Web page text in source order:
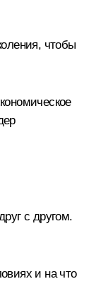
чтобы
с другом.
и на что